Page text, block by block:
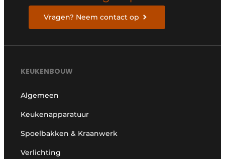
Podcasts
Privacy / Cookie statement
Vragen? Neem contact op
KEUKENBOUW
Algemeen
Keukenapparatuur
Spoelbakken & Kraanwerk
Verlichting